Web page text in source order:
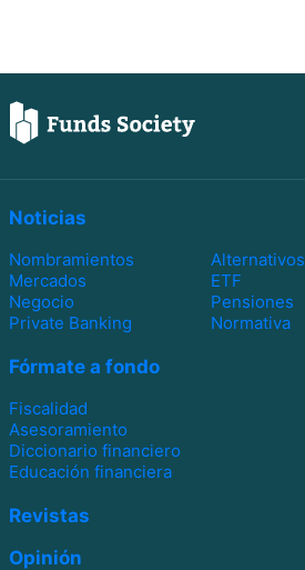
Noticias
Nombramientos
Alternativos
Mercados
ETF
Negocio
Pensiones
Private Banking
Normativa
Fórmate a fondo
Fiscalidad
Asesoramiento
Diccionario financiero
Educación financiera
Revistas
Opinión